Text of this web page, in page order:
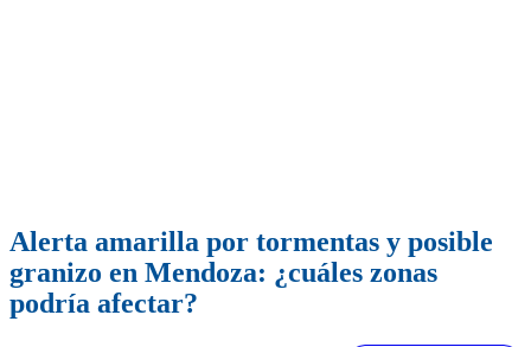
Alerta amarilla por tormentas y posible
granizo en Mendoza: ¿cuáles zonas
podría afectar?